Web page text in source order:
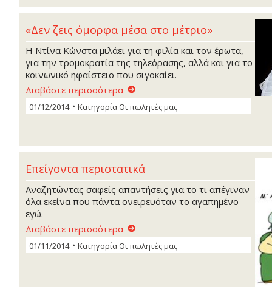
«Δεν ζεις όµορφα µέσα στο µέτριο»
Η Ντίνα Κώνστα µιλάει για τη φιλία και τον έρωτα,
για την τροµοκρατία της τηλεόρασης, αλλά και για το
κοινωνικό ηφαίστειο που σιγοκαίει.
Διαβάστε περισσότερα
01/12/2014 Κατηγορία Οι πωλητές μας
Επείγοντα περιστατικά
Αναζητώντας σαφείς απαντήσεις για το τι απέγιναν
όλα εκείνα που πάντα ονειρευόταν το αγαπηµένο
εγώ.
Διαβάστε περισσότερα
01/11/2014 Κατηγορία Οι πωλητές μας